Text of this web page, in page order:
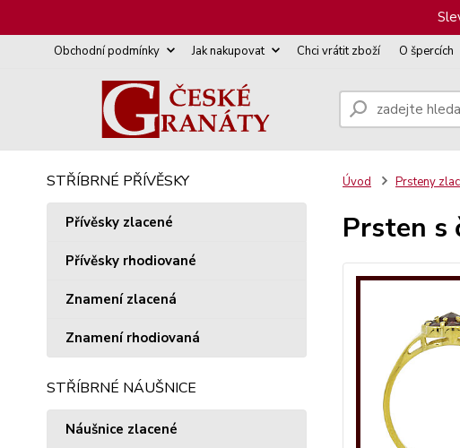
Obchodní podmínky Jak nakupovat Chci vrátit zboží O špercích
STŘÍBRNÉ PŘÍVĚSKY
Přívěsky zlacené
Přívěsky rhodiované
Znamení zlacená
Znamení rhodiovaná
STŘÍBRNÉ NÁUŠNICE
Náušnice zlacené
Úvod Prsteny
Prsten s